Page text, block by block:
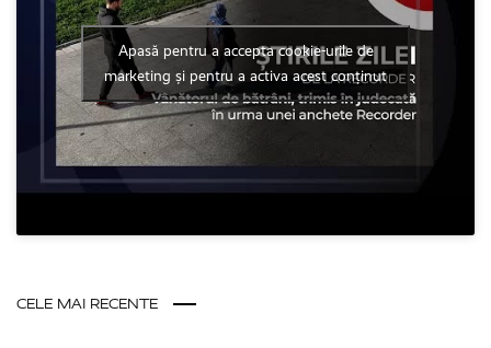
Apasă pentru a accepta cookie-urile de
marketing și pentru a activa acest conținut
CELE MAI RECENTE